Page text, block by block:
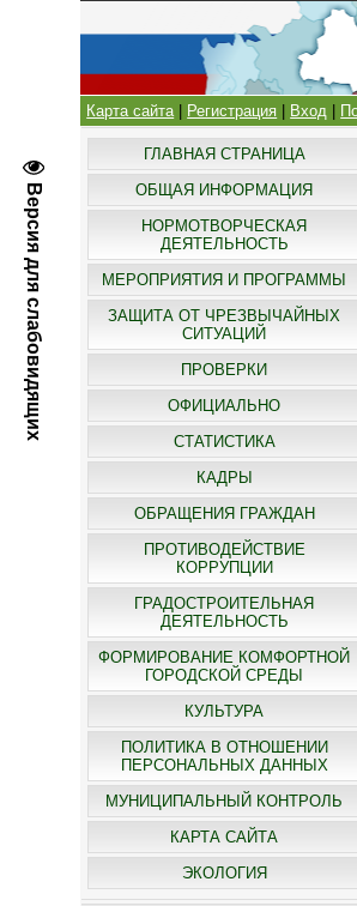
Версия для слабовидящих
Карта сайта| Регистрация Вход
ГЛАВНАЯ СТРАНИЦА
ОБЩАЯ ИНФОРМАЦИЯ
НОРМОТВОРЧЕСКАЯ
ДЕЯТЕЛЬНОСТЬ
МЕРОПРИЯТИЯ И ПРОГРАММЫ
ЗАЩИТА ОТ ЧРЕЗВЫЧАЙНЫХ
СИТУАЦИЙ
ПРОВЕРКИ
ОФИЦИАЛЬНО
СТАТИСТИКА
КАДРЫ
ОБРАЩЕНИЯ ГРАЖДАН
ПРОТИВОДЕЙСТВИЕ
КОРРУПЦИИ
ГРАДОСТРОИТЕЛЬНАЯ
ДЕЯТЕЛЬНОСТЬ
ФОРМИРОВАНИЕ КОМФОРТНОЙ
ГОРОДСКОЙ СРЕДЫ
КУЛЬТУРА
ПОЛИТИКА В ОТНОШЕНИИ
ПЕРСОНАЛЬНЫХ ДАННЫХ
МУНИЦИПАЛЬНЫЙ КОНТРОЛЬ
КАРТА САЙТА
ЭКОЛОГИЯ